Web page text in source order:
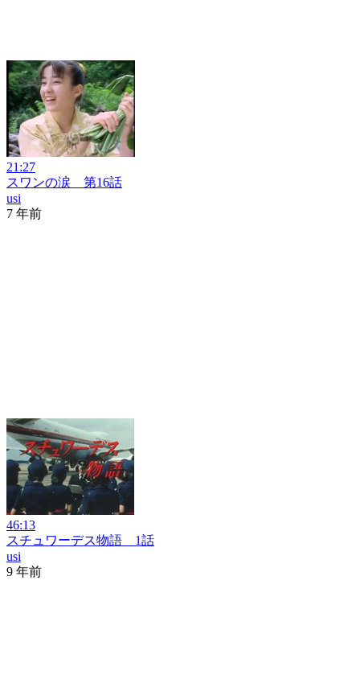
21:27
スワンの涙 第16話
usi
7 年前
46:13
スチュワーデス物語 1話
usi
9 年前